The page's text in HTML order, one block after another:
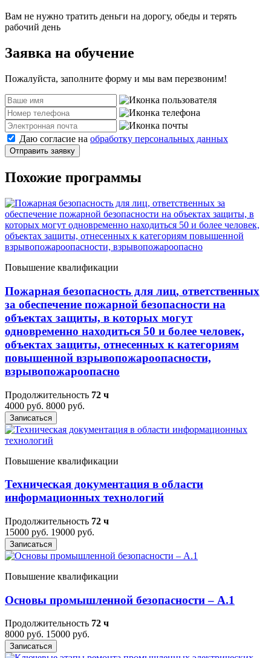
Вам не нужно тратить деньги на дорогу, обеды и терять
рабочий день
Заявка на обучение
Пожалуйста, заполните форму и мы вам перезвоним!
Даю согласие на обработку персональных данных
Отправить заявку
Похожие программы
Повышение квалификации
Пожарная безопасность для лиц, ответственных
за обеспечение пожарной безопасности на
объектах защиты, в которых могут
одновременно находиться 50 и более человек,
объектах защиты, отнесенных к категориям
повышенной взрывопожароопасности,
взрывопожароопасно
Продолжительность 72 ч
4000 руб. 8000 руб.
Записаться
Повышение квалификации
Техническая документация в области
информационных технологий
Продолжительность 72 ч
15000 руб. 19000 руб.
Записаться
Повышение квалификации
Основы промышленной безопасности – A.1
Продолжительность 72 ч
8000 руб. 15000 руб.
Записаться